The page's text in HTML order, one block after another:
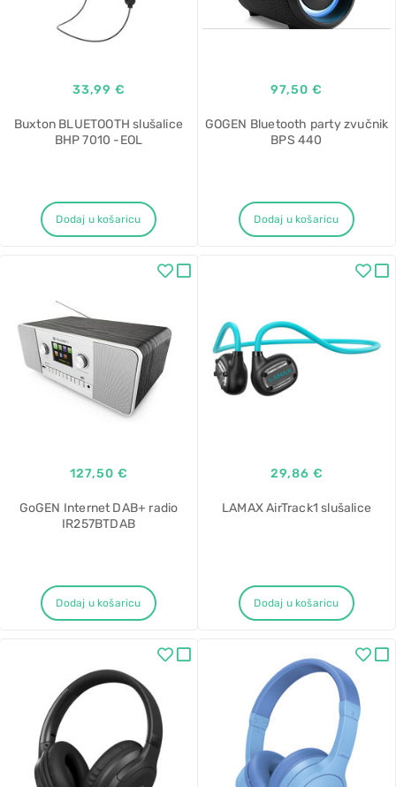
33,99 €
Buxton BLUETOOTH slušalice
BHP 7010 -EOL
Dodaj u košaricu
97,50 €
GOGEN Bluetooth party zvučnik
BPS 440
Dodaj u košaricu
127,50 €
GoGEN Internet DAB+ radio
IR257BTDAB
Dodaj u košaricu
29,86 €
LAMAX AirTrack1 slušalice
Dodaj u košaricu